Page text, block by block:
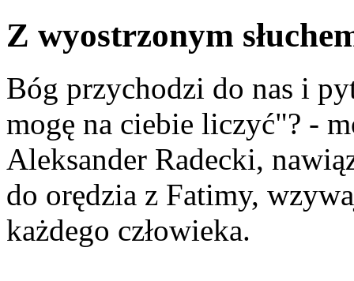
Z wyostrzonym
Bóg przychodzi do nas i
mogę na ciebie liczyć"? -
Aleksander Radecki,
do orędzia z Fatimy,
każdego człowieka.